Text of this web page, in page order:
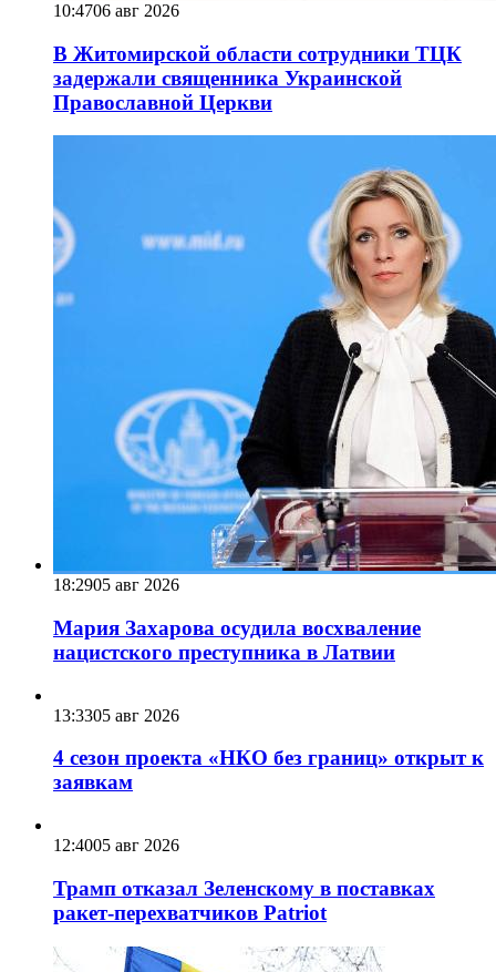
10:4706 авг 2026
В Житомирской области сотрудники ТЦК
задержали священника Украинской
Православной Церкви
18:2905 авг 2026
Мария Захарова осудила восхваление
нацистского преступника в Латвии
13:3305 авг 2026
4 сезон проекта «НКО без границ» открыт к
заявкам
12:4005 авг 2026
Трамп отказал Зеленскому в поставках
ракет-перехватчиков Patriot